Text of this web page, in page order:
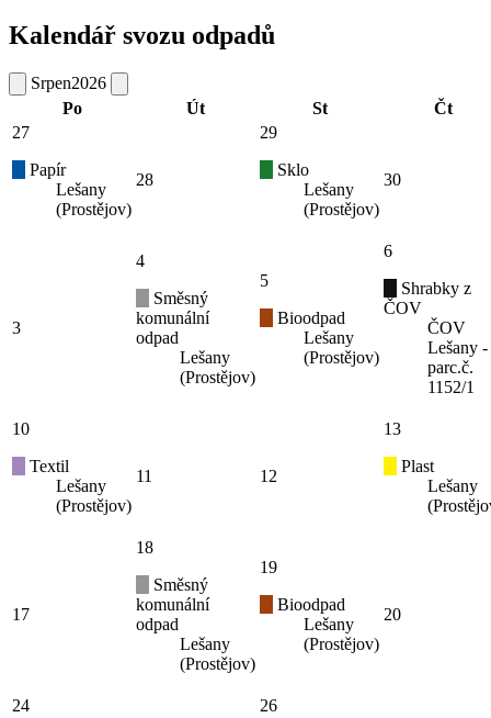
Kalendář svozu odpadů
Srpen2026
Po
Út St
Čt
27
Papír
Lešany
(Prostějov)
28
29
Sklo
Lešany
(Prostějov)
30
3
4
Směsný
komunální
odpad
Lešany
(Prostějov)
5
Bioodpad
Lešany
(Prostějov)
6
Shrabky z
ČOV
ČOV
Lešany -
parc.č.
1152/1
10
Textil
Lešany
(Prostějov)
11 12
13
Plast
Lešany
17
18
Směsný
komunální
odpad
Lešany
(Prostějov)
19
Bioodpad
Lešany
(Prostějov)
20
24
26